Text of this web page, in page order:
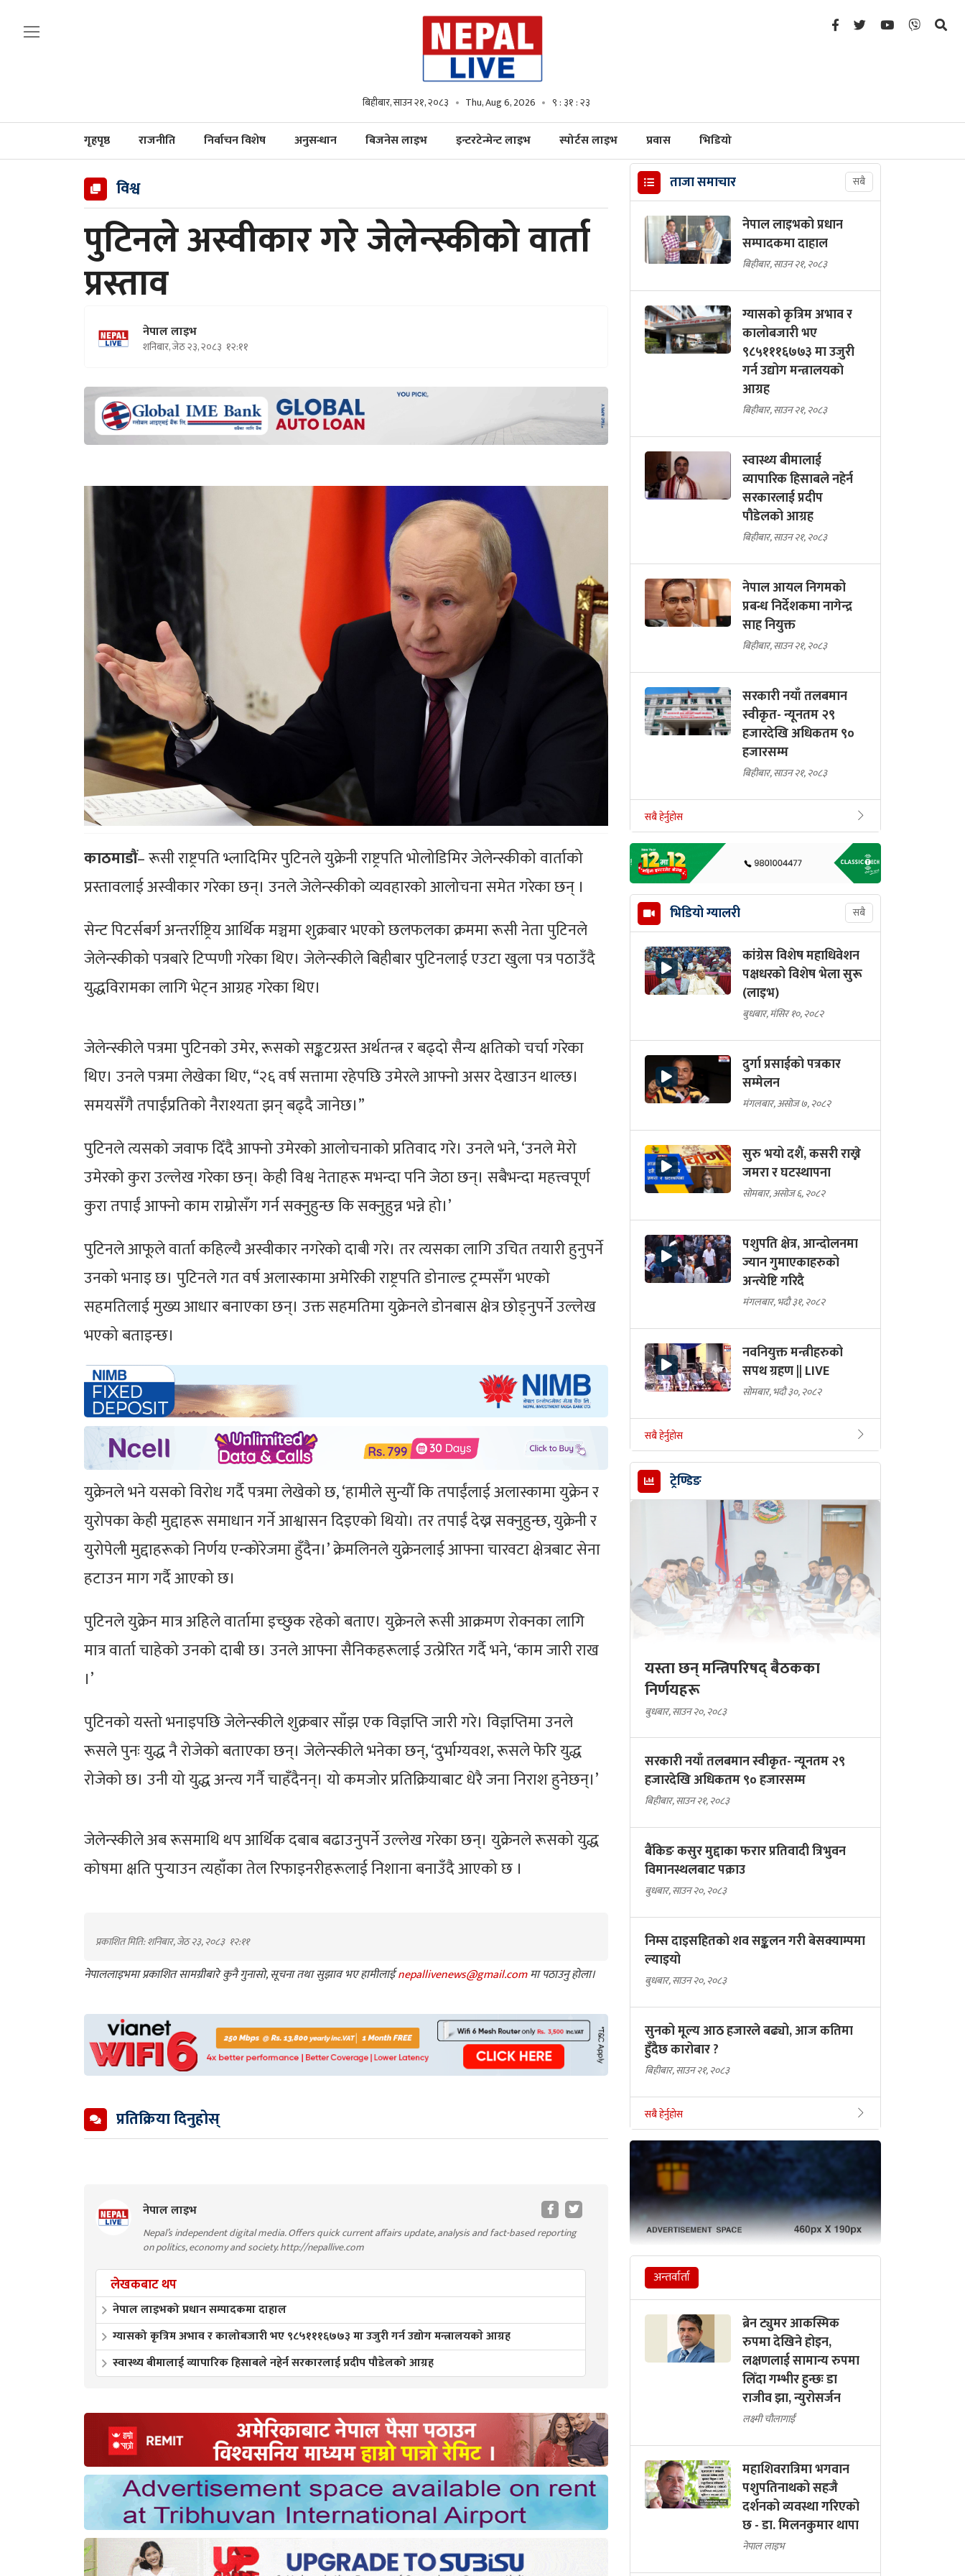
बिहीबार, साउन २१, २०८३ Thu, Aug 6, 2026 ९ : ३१ : २४
गृहपृष्ठ राजनीति निर्वाचन विशेष अनुसन्धान बिजनेस लाइभ इन्टरटेन्मेन्ट लाइभ स्पोर्टस लाइभ प्रवास भिडियो
विश्व
पुटिनले अस्वीकार गरे जेलेन्स्कीको वार्ता
प्रस्ताव
नेपाल लाइभ
शनिबार, जेठ २३, २०८३ १२:११
काठमाडौं– रूसी राष्ट्रपति भ्लादिमिर पुटिनले युक्रेनी राष्ट्रपति भोलोडिमिर जेलेन्स्कीको वार्ताको
प्रस्तावलाई अस्वीकार गरेका छन्। उनले जेलेन्स्कीको व्यवहारको आलोचना समेत गरेका छन् ।
सेन्ट पिटर्सबर्ग अन्तर्राष्ट्रिय आर्थिक मञ्चमा शुक्रबार भएको छलफलका क्रममा रूसी नेता पुटिनले
जेलेन्स्कीको पत्रबारे टिप्पणी गरेका थिए। जेलेन्स्कीले बिहीबार पुटिनलाई एउटा खुला पत्र पठाउँदै
युद्धविरामका लागि भेट्न आग्रह गरेका थिए।
जेलेन्स्कीले पत्रमा पुटिनको उमेर, रूसको सङ्कटग्रस्त अर्थतन्त्र र बढ्दो सैन्य क्षतिको चर्चा गरेका
थिए। उनले पत्रमा लेखेका थिए, “२६ वर्ष सत्तामा रहेपछि उमेरले आफ्नो असर देखाउन थाल्छ।
समयसँगै तपाईंप्रतिको नैराश्यता झन् बढ्दै जानेछ।”
पुटिनले त्यसको जवाफ दिँदै आफ्नो उमेरको आलोचनाको प्रतिवाद गरे। उनले भने, ‘उनले मेरो
उमेरको कुरा उल्लेख गरेका छन्। केही विश्व नेताहरू मभन्दा पनि जेठा छन्। सबैभन्दा महत्त्वपूर्ण
कुरा तपाईं आफ्नो काम राम्रोसँग गर्न सक्नुहुन्छ कि सक्नुहुन्न भन्ने हो।’
पुटिनले आफूले वार्ता कहिल्यै अस्वीकार नगरेको दाबी गरे। तर त्यसका लागि उचित तयारी हुनुपर्ने
उनको भनाइ छ। पुटिनले गत वर्ष अलास्कामा अमेरिकी राष्ट्रपति डोनाल्ड ट्रम्पसँग भएको
सहमतिलाई मुख्य आधार बनाएका छन्। उक्त सहमतिमा युक्रेनले डोनबास क्षेत्र छोड्नुपर्ने उल्लेख
भएको बताइन्छ।
युक्रेनले भने यसको विरोध गर्दै पत्रमा लेखेको छ, ‘हामीले सुन्यौँ कि तपाईंलाई अलास्कामा युक्रेन र
युरोपका केही मुद्दाहरू समाधान गर्ने आश्वासन दिइएको थियो। तर तपाईं देख्न सक्नुहुन्छ, युक्रेनी र
युरोपेली मुद्दाहरूको निर्णय एन्कोरेजमा हुँदैन।’ क्रेमलिनले युक्रेनलाई आफ्ना चारवटा क्षेत्रबाट सेना
हटाउन माग गर्दै आएको छ।
पुटिनले युक्रेन मात्र अहिले वार्तामा इच्छुक रहेको बताए। युक्रेनले रूसी आक्रमण रोक्नका लागि
मात्र वार्ता चाहेको उनको दाबी छ। उनले आफ्ना सैनिकहरूलाई उत्प्रेरित गर्दै भने, ‘काम जारी राख
।’
पुटिनको यस्तो भनाइपछि जेलेन्स्कीले शुक्रबार साँझ एक विज्ञप्ति जारी गरे। विज्ञप्तिमा उनले
रूसले पुनः युद्ध नै रोजेको बताएका छन्। जेलेन्स्कीले भनेका छन्, ‘दुर्भाग्यवश, रूसले फेरि युद्ध
रोजेको छ। उनी यो युद्ध अन्त्य गर्नै चाहँदैनन्। यो कमजोर प्रतिक्रियाबाट धेरै जना निराश हुनेछन्।’
जेलेन्स्कीले अब रूसमाथि थप आर्थिक दबाब बढाउनुपर्ने उल्लेख गरेका छन्। युक्रेनले रूसको युद्ध
कोषमा क्षति पुऱ्याउन त्यहाँका तेल रिफाइनरीहरूलाई निशाना बनाउँदै आएको छ ।
प्रकाशित मिति: शनिबार, जेठ २३, २०८३ १२:११
नेपाललाइभमा प्रकाशित सामग्रीबारे कुनै गुनासो, सूचना तथा सुझाव भए हामीलाईnepallivenews@gmail.comमा पठाउनु होला।
प्रतिक्रिया दिनुहोस्
नेपाल लाइभ
Nepal’s independent digital media. Offers quick current affairs update, analysis and fact-based reporting
on politics, economy and society. http://nepallive.com
लेखकबाट थप
नेपाल लाइभको प्रधान सम्पादकमा दाहाल
ग्यासको कृत्रिम अभाव र कालोबजारी भए ९८५१११६७७३ मा उजुरी गर्न उद्योग मन्त्रालयकाे आग्रह
स्वास्थ्य बीमालाई व्यापारिक हिसाबले नहेर्न सरकारलाई प्रदीप पौडेलको आग्रह
ताजा समाचार सबै
नेपाल लाइभको प्रधान
सम्पादकमा दाहाल
बिहीबार, साउन २१, २०८३
ग्यासको कृत्रिम अभाव र
कालोबजारी भए
९८५१११६७७३ मा उजुरी
गर्न उद्योग मन्त्रालयकाे
आग्रह
बिहीबार, साउन २१, २०८३
स्वास्थ्य बीमालाई
व्यापारिक हिसाबले नहेर्न
सरकारलाई प्रदीप
पौडेलको आग्रह
बिहीबार, साउन २१, २०८३
नेपाल आयल निगमको
प्रबन्ध निर्देशकमा नागेन्द्र
साह नियुक्त
बिहीबार, साउन २१, २०८३
सरकारी नयाँ तलबमान
स्वीकृत- न्यूनतम २९
हजारदेखि अधिकतम ९०
हजारसम्म
बिहीबार, साउन २१, २०८३
सबै हेर्नुहोस
भिडियो ग्यालरी सबै
कांग्रेस विशेष महाधिवेशन
पक्षधरको विशेष भेला सुरू
(लाइभ)
बुधबार, मंसिर १०, २०८२
दुर्गा प्रसाईको पत्रकार
सम्मेलन
मंगलबार, असोज ७, २०८२
सुरु भयो दशैं, कसरी राख्ने
जमरा र घटस्थापना
सोमबार, असोज ६, २०८२
पशुपति क्षेत्र, आन्दोलनमा
ज्यान गुमाएकाहरुको
अन्त्येष्टि गरिदै
मंगलबार, भदौ ३१, २०८२
नवनियुक्त मन्त्रीहरुको
सपथ ग्रहण || LIVE
सोमबार, भदौ ३०, २०८२
सबै हेर्नुहोस
ट्रेण्डिङ
यस्ता छन् मन्त्रिपरिषद् बैठकका
निर्णयहरू
बुधबार, साउन २०, २०८३
सरकारी नयाँ तलबमान स्वीकृत- न्यूनतम २९
हजारदेखि अधिकतम ९० हजारसम्म
बिहीबार, साउन २१, २०८३
बैंकिङ कसुर मुद्दाका फरार प्रतिवादी त्रिभुवन
विमानस्थलबाट पक्राउ
बुधबार, साउन २०, २०८३
निम्स दाइसहितको शव सङ्कलन गरी बेसक्याम्पमा
ल्याइयो
बुधबार, साउन २०, २०८३
सुनको मूल्य आठ हजारले बढ्यो, आज कतिमा
हुँदैछ कारोबार ?
बिहीबार, साउन २१, २०८३
सबै हेर्नुहोस
अन्तर्वार्ता
ब्रेन ट्युमर आकस्मिक
रुपमा देखिने होइन,
लक्षणलाई सामान्य रुपमा
लिँदा गम्भीर हुन्छः डा
राजीव झा, न्युरोसर्जन
लक्ष्मी चौलागाईं
महाशिवरात्रिमा भगवान
पशुपतिनाथको सहजै
दर्शनको व्यवस्था गरिएको
छ - डा. मिलनकुमार थापा
नेपाल लाइभ